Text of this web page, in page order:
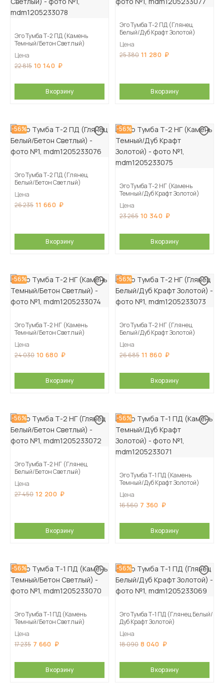
Эго Тумба Т-2 ПД (Камень
Темный/Бетон Светлый)
Цена
22 815 10 140
В корзину
Эго Тумба Т-2 ПД (Глянец
Белый/Дуб Крафт Золотой)
Цена
25 380 11 280
В корзину
-56%
Эго Тумба Т-2 ПД (Глянец
Белый/Бетон Светлый)
Цена
26 235 11 660
В корзину
-56%
Эго Тумба Т-2 НГ (Камень
Темный/Дуб Крафт Золотой)
Цена
23 265 10 340
В корзину
-56%
Эго Тумба Т-2 НГ (Камень
Темный/Бетон Светлый)
Цена
24 030 10 680
В корзину
-56%
Эго Тумба Т-2 НГ (Глянец
Белый/Дуб Крафт Золотой)
Цена
26 685 11 860
В корзину
-56%
Эго Тумба Т-2 НГ (Глянец
Белый/Бетон Светлый)
Цена
27 450 12 200
В корзину
-56%
Эго Тумба Т-1 ПД (Камень
Темный/Дуб Крафт Золотой)
Цена
16 560 7 360
В корзину
-56%
Эго Тумба Т-1 ПД (Камень
Темный/Бетон Светлый)
Цена
17 235 7 660
В корзину
-56%
Эго Тумба Т-1 ПД (Глянец Белый/
Дуб Крафт Золотой)
Цена
18 090 8 040
В корзину